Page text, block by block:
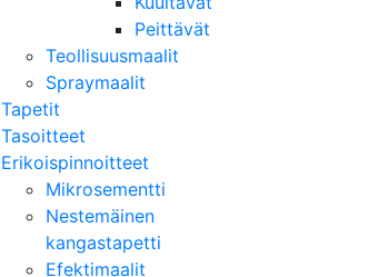
Peittävät
Teollisuusmaalit
Spraymaalit
Tapetit
Tasoitteet
Erikoispinnoitteet
Mikrosementti
Nestemäinen
kangastapetti
Efektimaalit